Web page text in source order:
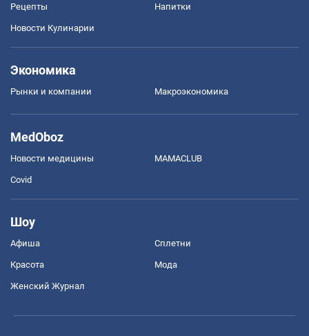
Рецепты Напитки
Новости Кулинарии
Экономика
Рынки и компании Mакроэкономика
MedOboz
Новости медицины MAMACLUB
Covid
Шоу
Афиша Сплетни
Красота Мода
Женский Журнал